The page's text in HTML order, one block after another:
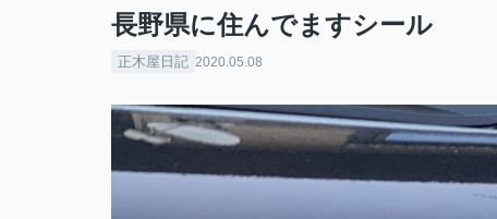
長野県に住んでますシール
正木屋日記 2020.05.08